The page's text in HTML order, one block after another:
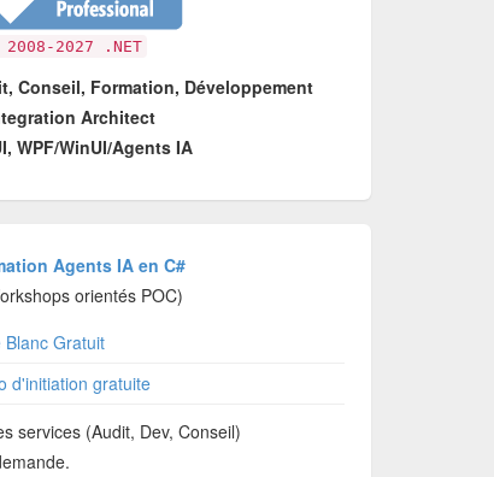
2008-2027 .NET
Conseil, Formation, Développement
Architect
WPF/WinUI/Agents IA
Agents IA en C#
orientés POC)
Blanc Gratuit
d'initiation gratuite
services (Audit, Dev, Conseil)